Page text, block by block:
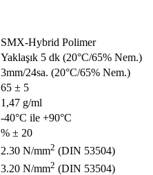
SMX-Hybrid Polimer
Yaklaşık 5 dk (20°C/65% Nem.)
3mm/24sa. (20°C/65% Nem.)
65 ± 5
1,47 g/ml
-40°C ile +90°C
% ± 20
2.30 N/mm2 (DIN 53504)
3.20 N/mm2 (DIN 53504)